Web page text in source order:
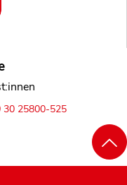
30 25800-525